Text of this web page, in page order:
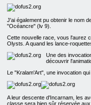
J'ai également pu obtenir le nom
"Océancre" (lv 9).
Cette nouvelle race, vous l'aurez
Olysts. A quand les lance-
Une des
découvrir
Le "Kralam'Art", une invocation
A leur descente d'Incarnam, les
classe sera bien sûr réservée